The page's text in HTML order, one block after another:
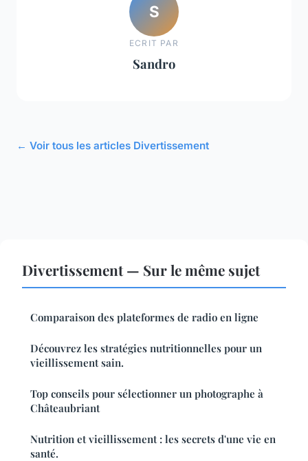
S
ECRIT PAR
Sandro
← Voir tous les articles Divertissement
Divertissement — Sur le même sujet
Comparaison des plateformes de radio en ligne
Découvrez les stratégies nutritionnelles pour un
vieillissement sain.
Top conseils pour sélectionner un photographe à
Châteaubriant
Nutrition et vieillissement : les secrets d'une vie en
santé.